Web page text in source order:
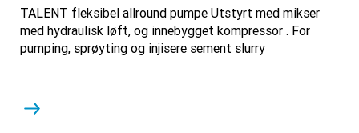
TALENT fleksibel allround pumpe Utstyrt med mikser
med hydraulisk løft, og innebygget kompressor . For
pumping, sprøyting og injisere sement slurry